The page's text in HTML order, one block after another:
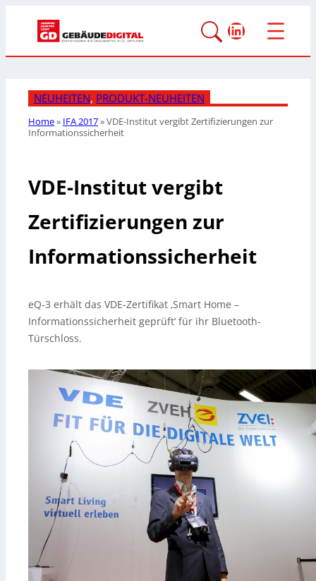
LinkedIn
NEUHEITEN, PRODUKT-NEUHEITEN
Home» IFA 2017»VDE-Institut vergibt Zertifizierungen zur
Informationssicherheit
VDE-Institut vergibt
Zertifizierungen zur
Informationssicherheit
eQ-3 erhält das VDE-Zertifikat ‚Smart Home –
Informationssicherheit geprüft‘ für ihr Bluetooth-
Türschloss.